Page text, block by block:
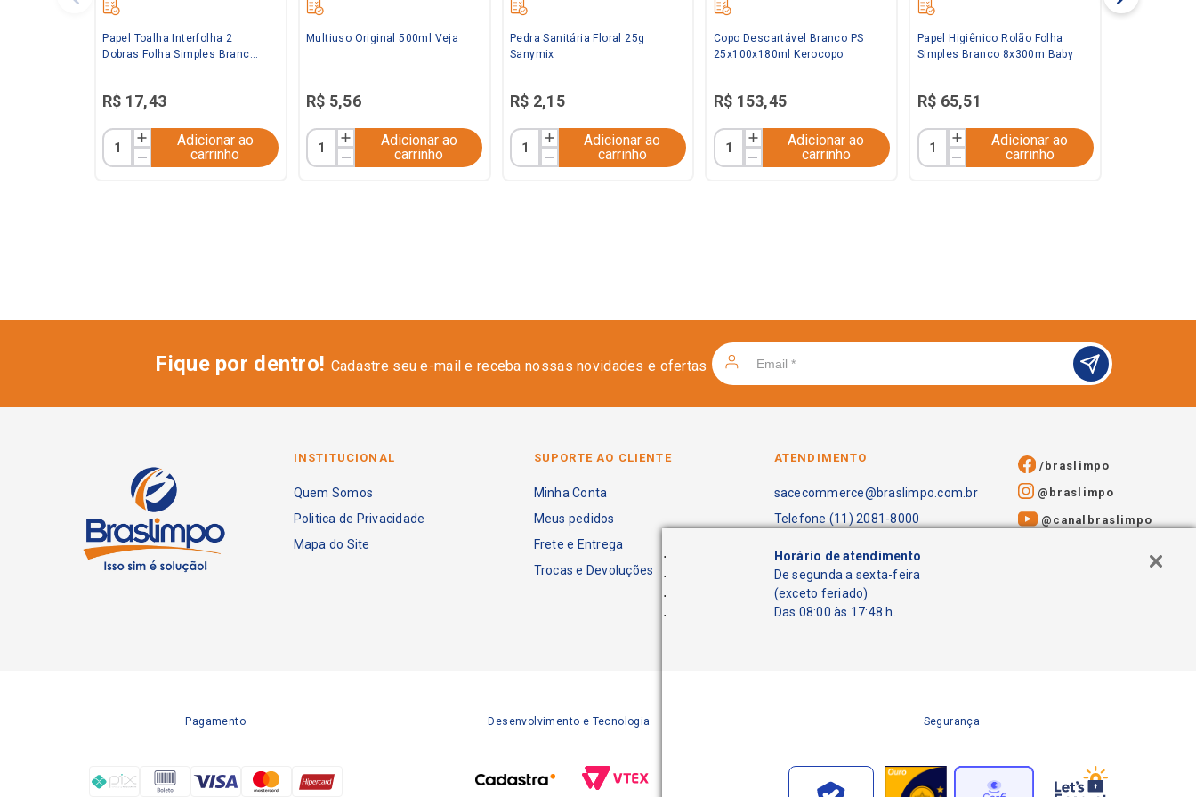
.
.
.
.
Papel Toalha Interfolha 2
Dobras Folha Simples Branco
R$ 17,43
Adicionar ao
carrinho
Multiuso Original 500ml Veja
R$ 5,56
Adicionar ao
carrinho
Pedra Sanitária Floral 25g
Sanymix
R$ 2,15
Adicionar ao
carrinho
Copo Descartável Branco PS
25x100x180ml Kerocopo
R$ 153,45
Adicionar ao
carrinho
Papel Higiênico Rolão Folha
Simples Branco 8x300m Baby
R$ 65,51
Adicionar ao
carrinho
Fique por dentro! Cadastre seu e-mail e receba nossas novidades e ofertas
INSTITUCIONAL
Quem Somos
Politica de Privacidade
Mapa do Site
SUPORTE AO CLIENTE
Minha Conta
Meus pedidos
Frete e Entrega
Trocas e Devoluções
ATENDIMENTO
sacecommerce@braslimpo.com.br
Telefone (11) 2081-8000
Horário de atendimento
De segunda a sexta-feira
(exceto feriado)
Das 08:00 às 17:48 h.
/braslimpo
@braslimpo
@canalbraslimpo​
Pagamento Desenvolvimento e Tecnologia Segurança